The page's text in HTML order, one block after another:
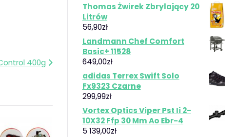
400g
Thomas Żwirek Zbrylający 20
Litrów
56,90zł
Landmann Chef Comfort
Basic+ 11528
649,00zł
adidas Terrex Swift Solo
Fx9323 Czarne
299,99zł
Vortex Optics Viper Pst Ii 2-
10X32 Ffp 30 Mm Ao Ebr-4
5 139,00zł